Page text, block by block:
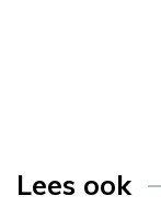
Lees ook